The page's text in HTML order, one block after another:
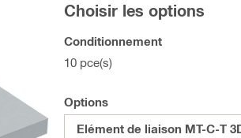
Choisir les options
Conditionnement
10 pce(s)
Options
Elément de liaison MT-C-T